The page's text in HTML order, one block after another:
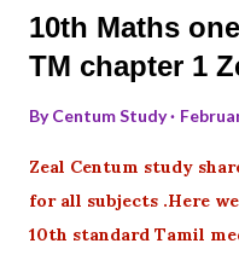
10th Maths
TM chapter 1
ByCentum Study
Zeal Centum study
for all subjects .Here
10th standard Tamil